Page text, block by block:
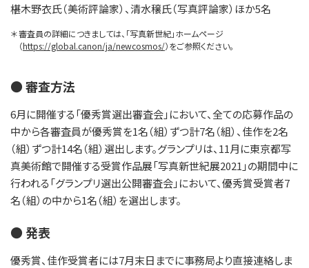
椹木野衣氏（美術評論家）、清水穣氏（写真評論家）ほか5名
＊審査員の詳細につきましては、「写真新世紀」ホームページ
（https://global.canon/ja/newcosmos/）をご参照ください。
● 審査方法
6月に開催する「優秀賞選出審査会」において、全ての応募作品の
中から各審査員が優秀賞を1名（組）ずつ計7名（組）、佳作を2名
（組）ずつ計14名（組）選出します。グランプリは、11月に東京都写
真美術館で開催する受賞作品展「写真新世紀展2021」の期間中に
行われる「グランプリ選出公開審査会」において、優秀賞受賞者7
名（組）の中から1名（組）を選出します。
● 発表
優秀賞、佳作受賞者には7月末日までに事務局より直接連絡しま